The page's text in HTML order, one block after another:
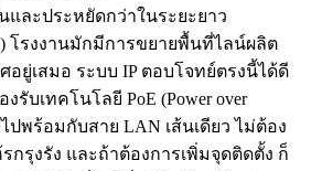
และประหยัดกว่าในระยะยาว
โรงงานมักมีการขยายพื้นที่ไลน์ผลิต
ยู่เสมอ ระบบ IP ตอบโจทย์ตรงนี้ได้ดี
รับเทคโนโลยี PoE (Power over
ไปพร้อมกับสาย LAN เส้นเดียว ไม่ต้อง
กรุงรัง และถ้าต้องการเพิ่มจุดติดตั้ง ก็